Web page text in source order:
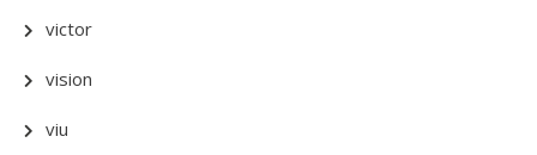
victor
vision
viu